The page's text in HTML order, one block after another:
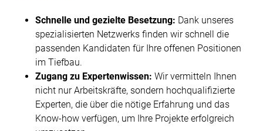
Schnelle und gezielte Besetzung: Dank unseres
spezialisierten Netzwerks finden wir schnell die
passenden Kandidaten für Ihre offenen Positionen
im Tiefbau.
Zugang zu Expertenwissen: Wir vermitteln Ihnen
nicht nur Arbeitskräfte, sondern hochqualifizierte
Experten, die über die nötige Erfahrung und das
Know-how verfügen, um Ihre Projekte erfolgreich